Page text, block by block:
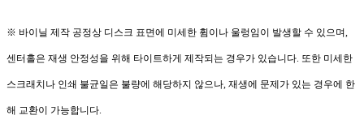
※ 바이닐 제작 공정상 디스크 표면에 미세한 휨이나 울렁임이 발생할 수 있으며,
센터홀은 재생 안정성을 위해 타이트하게 제작되는 경우가 있습니다. 또한 미세한
스크래치나 인쇄 불균일은 불량에 해당하지 않으나, 재생에 문제가 있는 경우에 한
해 교환이 가능합니다.